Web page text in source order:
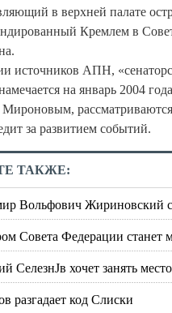
в верхней палате
Кремлем в
источников АПН,
на январь 2004
за развитием событий.
ТАКЖЕ:
Вольфович Жириновский
Совета Федерации станет
СелезнЈв хочет занять
разгадает код Слиски